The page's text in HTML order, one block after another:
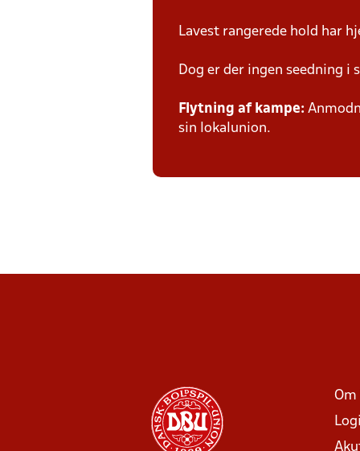
Lavest rangerede hold har
Dog er der ingen seedning
Flytning af kampe:
sin lokalunion.
Om